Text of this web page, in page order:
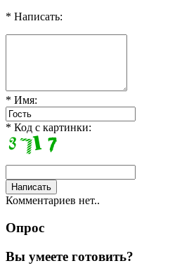
* Написать:
* Имя:
* Код с картинки:
Комментариев нет..
Опрос
Вы умеете готовить?